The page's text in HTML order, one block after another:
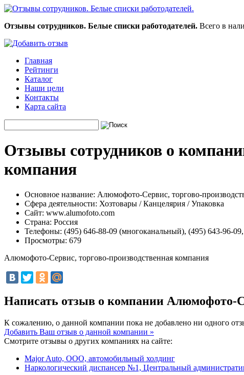
Отзывы сотрудников. Белые списки работодателей. Всего в
Главная
Рейтинги
Каталог
Наши цели
Контакты
Карта сайта
Отзывы сотрудников о
компания
Основное название: Алюмофото-Сервис, торгово-
Сфера деятельности: Хозтовары / Канцелярия / Упаковка
Сайт: www.alumofoto.com
Страна: Россия
Телефоны: (495) 646-88-09 (многоканальный), (495) 643-96-
Просмотры: 679
Алюмофото-Сервис, торгово-производственная компания
Написать отзыв о компании Алюмофото-
К сожалению, о данной компании пока не добавлено ни одного
Добавить Ваш отзыв о данной компании »
Смотрите отзывы о других компаниях на сайте:
Major Auto, ООО, автомобильный холдинг
Наркологический диспансер №1, Центральный